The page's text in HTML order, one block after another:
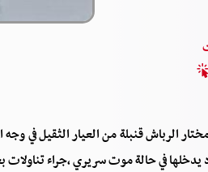
الرباش قنبلة من العيار الثقيل في وجه
في حالة موت سريري ،جراء تناولات